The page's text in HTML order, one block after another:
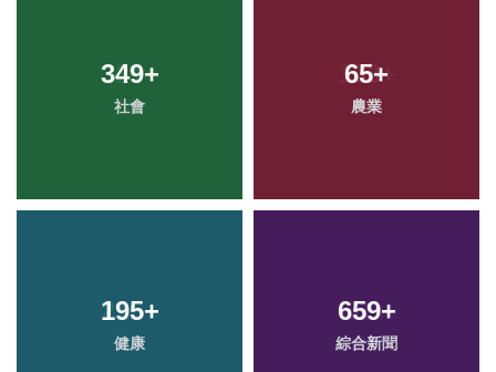
349+
社會
65+
農業
195+
健康
659+
綜合新聞